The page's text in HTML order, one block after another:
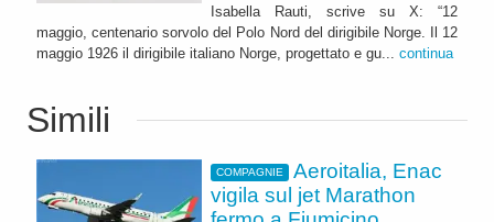
Isabella Rauti, scrive su X: “12
maggio, centenario sorvolo del Polo Nord del dirigibile Norge. Il 12
maggio 1926 il dirigibile italiano Norge, progettato e gu... continua
Simili
COMPAGNIE
Aeroitalia, Enac
vigila sul jet Marathon